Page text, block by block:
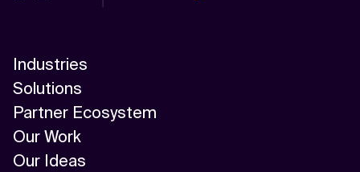
Industries
Solutions
Partner Ecosystem
Our Work
Our Ideas